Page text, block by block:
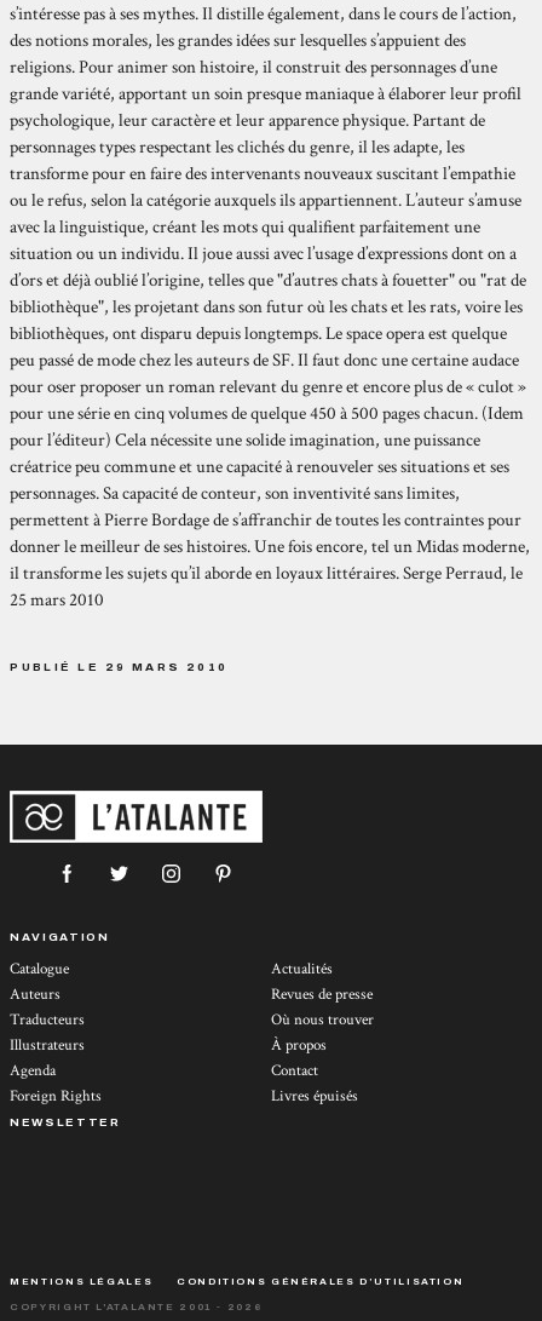
s’intéresse pas à ses mythes. Il distille également, dans le cours de l’action,
des notions morales, les grandes idées sur lesquelles s’appuient des
religions. Pour animer son histoire, il construit des personnages d’une
grande variété, apportant un soin presque maniaque à élaborer leur profil
psychologique, leur caractère et leur apparence physique. Partant de
personnages types respectant les clichés du genre, il les adapte, les
transforme pour en faire des intervenants nouveaux suscitant l’empathie
ou le refus, selon la catégorie auxquels ils appartiennent. L’auteur s’amuse
avec la linguistique, créant les mots qui qualifient parfaitement une
situation ou un individu. Il joue aussi avec l’usage d’expressions dont on a
d’ors et déjà oublié l’origine, telles que "d’autres chats à fouetter" ou "rat de
bibliothèque", les projetant dans son futur où les chats et les rats, voire les
bibliothèques, ont disparu depuis longtemps. Le space opera est quelque
peu passé de mode chez les auteurs de SF. Il faut donc une certaine audace
pour oser proposer un roman relevant du genre et encore plus de « culot »
pour une série en cinq volumes de quelque 450 à 500 pages chacun. (Idem
pour l’éditeur) Cela nécessite une solide imagination, une puissance
créatrice peu commune et une capacité à renouveler ses situations et ses
personnages. Sa capacité de conteur, son inventivité sans limites,
permettent à Pierre Bordage de s’affranchir de toutes les contraintes pour
donner le meilleur de ses histoires. Une fois encore, tel un Midas moderne,
il transforme les sujets qu’il aborde en loyaux littéraires. Serge Perraud, le
25 mars 2010
PUBLIÉ LE 29 MARS 2010
NAVIGATION
Catalogue
Auteurs
Traducteurs
Illustrateurs
Agenda
Foreign Rights
Actualités
Revues de presse
Où nous trouver
À propos
Contact
Livres épuisés
NEWSLETTER
MENTIONS LÉGALES CONDITIONS GÉNÉRALES D’UTILISATION
COPYRIGHT L'ATALANTE 2001 - 2026